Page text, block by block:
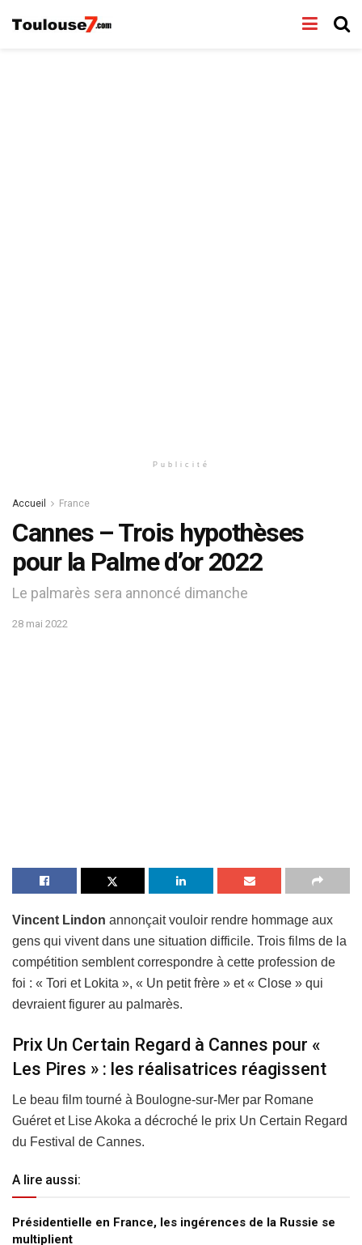
Publicité
Accueil France
Cannes – Trois hypothèses
pour la Palme d’or 2022
Le palmarès sera annoncé dimanche
28 mai 2022
Vincent Lindon annonçait vouloir rendre hommage aux
gens qui vivent dans une situation difficile. Trois films de la
compétition semblent correspondre à cette profession de
foi : « Tori et Lokita », « Un petit frère » et « Close » qui
devraient figurer au palmarès.
Prix Un Certain Regard à Cannes pour «
Les Pires » : les réalisatrices réagissent
Le beau film tourné à Boulogne-sur-Mer par Romane
Guéret et Lise Akoka a décroché le prix Un Certain Regard
du Festival de Cannes.
A lire aussi:
Présidentielle en France, les ingérences de la Russie se
multiplient